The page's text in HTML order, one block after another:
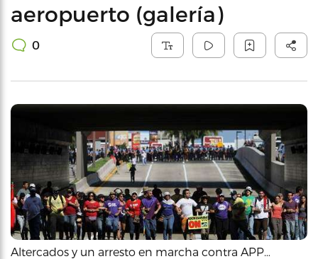
aeropuerto (galería)
0
Altercados y un arresto en marcha contra APP…